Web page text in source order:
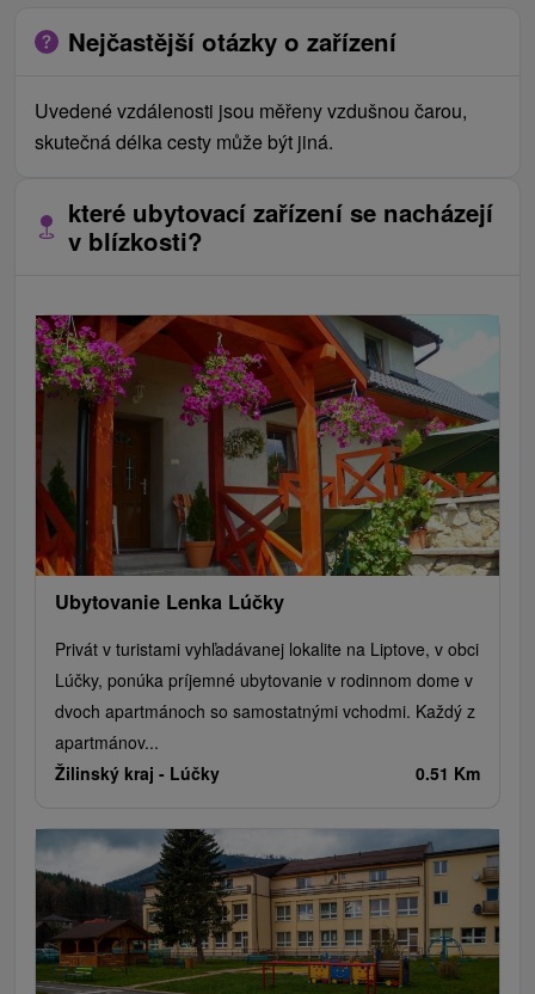
Nejčastější otázky o zařízení
Uvedené vzdálenosti jsou měřeny vzdušnou čarou,
skutečná délka cesty může být jiná.
které ubytovací zařízení se nacházejí
v blízkosti?
Ubytovanie Lenka Lúčky
Privát v turistami vyhľadávanej lokalite na Liptove, v obci
Lúčky, ponúka príjemné ubytovanie v rodinnom dome v
dvoch apartmánoch so samostatnými vchodmi. Každý z
apartmánov...
Žilinský kraj - Lúčky 0.51 Km